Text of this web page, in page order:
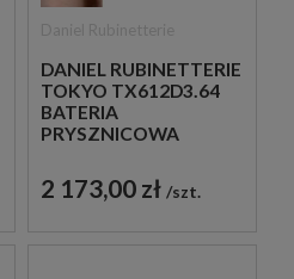
DANIEL RUBINETTERIE
TOKYO TX612D3.64
BATERIA
PRYSZNICOWA
JEDNOUCHWYTOWA
MIEDZIANA
2 173,00 zł szt.